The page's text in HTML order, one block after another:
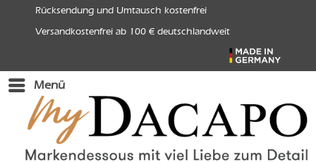
Rücksendung und Umtausch kostenfrei
Versandkostenfrei ab 100 € deutschlandweit
Menü